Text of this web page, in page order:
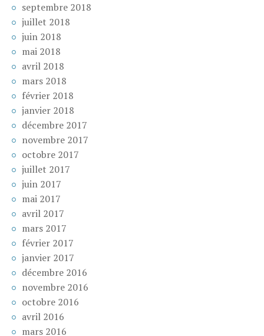
septembre 2018
juillet 2018
juin 2018
mai 2018
avril 2018
mars 2018
février 2018
janvier 2018
décembre 2017
novembre 2017
octobre 2017
juillet 2017
juin 2017
mai 2017
avril 2017
mars 2017
février 2017
janvier 2017
décembre 2016
novembre 2016
octobre 2016
avril 2016
mars 2016